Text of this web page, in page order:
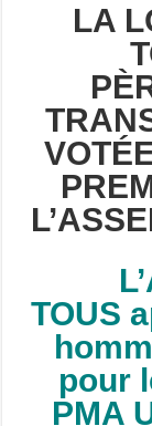
LA
TOUS
pour
PMA